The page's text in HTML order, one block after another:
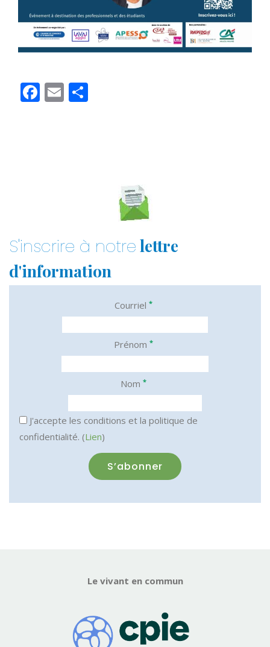
Facebook
Email
S'inscrire à notrelettre
d'information
Courriel *
Prénom *
Nom *
J'accepte les conditions et la politique de
confidentialité. (Lien)
Le vivant en commun